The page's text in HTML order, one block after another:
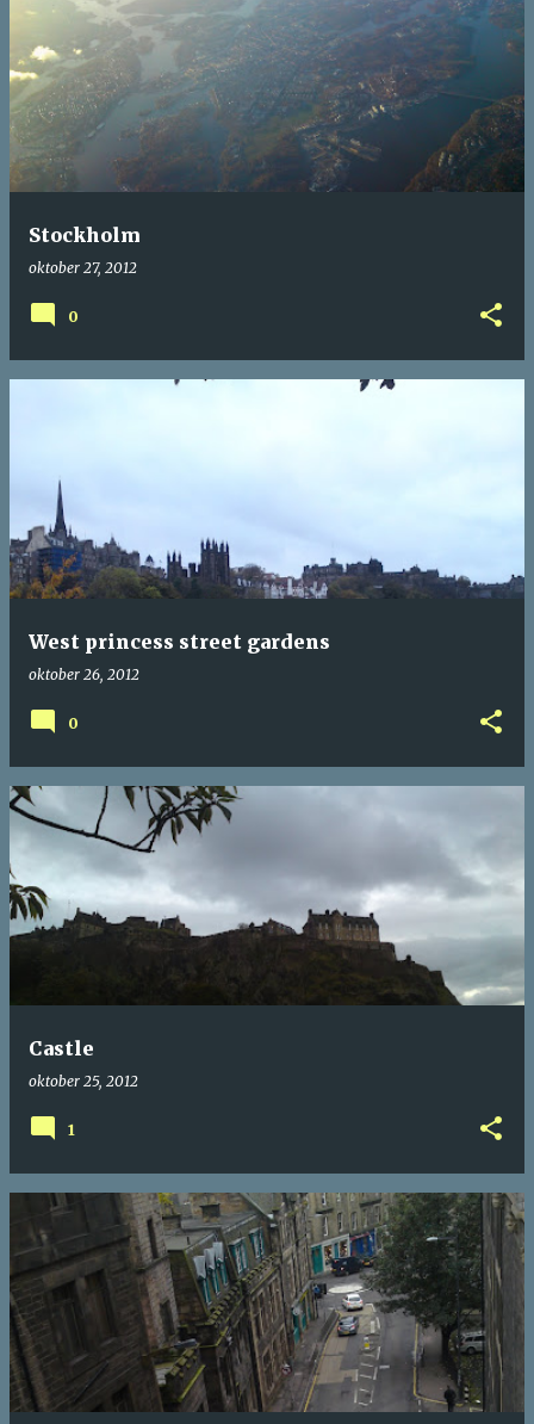
Stockholm
oktober 27, 2012
0
West princess street gardens
oktober 26, 2012
0
Castle
oktober 25, 2012
1